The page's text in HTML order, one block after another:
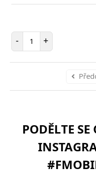
- Počet položek
+
PODĚLTE